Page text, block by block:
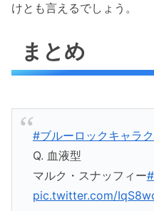
けとも言えるでしょう。
まとめ
#ブルーロックキャラ
Q. 血液型
マルク・スナッフィー
pic.twitter.com/